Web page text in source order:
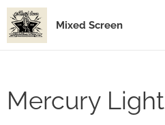
Mixed Screen
Mercury Light